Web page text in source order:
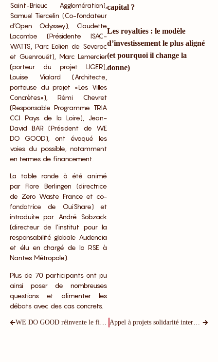
Saint-Brieuc Agglomération),
Samuel Tiercelin (Co-fondateur
d’Open Odyssey), Claudette
Lacombe (Présidente ISAC-
WATTS, Parc Eolien de Severac
et Guenrouët), Marc Lemercier
(porteur du projet LIGER),
Louise Vialard (Architecte,
porteuse du projet «Les Villes
Concrètes»), Rémi Chevret
(Responsable Programme TRIA
CCI Pays de la Loire), Jean-
David BAR (Président de WE
DO GOOD), ont évoqué les
voies du possible, notamment
en termes de financement.
La table ronde à été animé
par Flore Berlingen (directrice
de Zero Waste France et co-
fondatrice de OuiShare) et
introduite par André Sobzack
(directeur de l’institut pour la
responsabilité globale Audencia
et élu en chargé de la RSE à
Nantes Métropole).
Plus de 70 participants ont pu
ainsi poser de nombreuses
questions et alimenter les
débats avec des cas concrets.
capital ?
Les royalties : le modèle
d’investissement le plus aligné
(et pourquoi il change la
donne)